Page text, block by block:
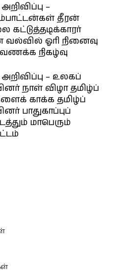
–
தீரன்
ஓரி நினைவு
நிகழ்வு
– உலகப்
நாள் விழா தமிழ்ப்
காக்க தமிழ்ப்
பாதுகாப்புப்
மாபெரும்